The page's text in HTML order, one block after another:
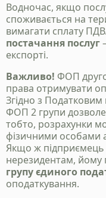
Водночас, якщо
споживається на
вимагати сплату
постачання послуг
експорті.
Важливо! ФОП
права отримувати
Згідно з Податковим
ФОП 2 групи
тобто, розрахунки
фізичними особами
Якщо ж підприємець
нерезидентам, йому
групу єдиного
оподаткування.